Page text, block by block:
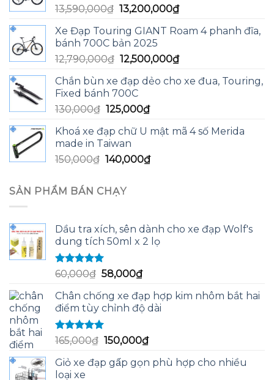
13,590,000₫ Giá
là:
13,590,000₫.
13,200,000₫Giá
tại
13,200,000₫.
Xe Đạp Touring GIANT Roam 4 phanh đĩa,
bánh 700C bản 2025
12,790,000₫ Giá
là:
12,790,000₫.
12,500,000₫Giá
tại
Chắn bùn xe đạp dẻo cho xe đua, Touring,
Fixed bánh 700C
130,000₫ Giá
là:
130,000₫.
125,000₫Giá
tại
125,000₫.
Khoá xe đạp chữ U mật mã 4 số Merida
made in Taiwan
150,000₫ Giá
là:
150,000₫.
140,000₫Giá
SẢN PHẨM BÁN CHẠY
Dầu tra xích, sên dành cho xe đạp Wolf's
dung tích 50ml x 2 lọ
Được xếp
hạng
sao
60,000₫ Giá
là:
60,000₫.
58,000₫Giá
tại
là:
Chân chống xe đạp hợp kim nhôm bắt hai
điểm tùy chỉnh độ dài
Được xếp
hạng
sao
165,000₫ Giá
là:
150,000₫Giá
tại
Giỏ xe đạp gấp gọn phù hợp cho nhiều
loại xe